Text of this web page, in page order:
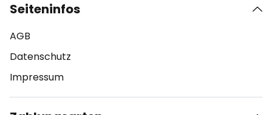
Seiteninfos
AGB
Datenschutz
Impressum